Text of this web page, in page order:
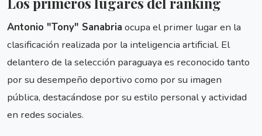
Antonio "Tony" Sanabria ocupa el primer lugar en la
clasificación realizada por la inteligencia artificial. El
delantero de la selección paraguaya es reconocido tanto
por su desempeño deportivo como por su imagen
pública, destacándose por su estilo personal y actividad
en redes sociales.